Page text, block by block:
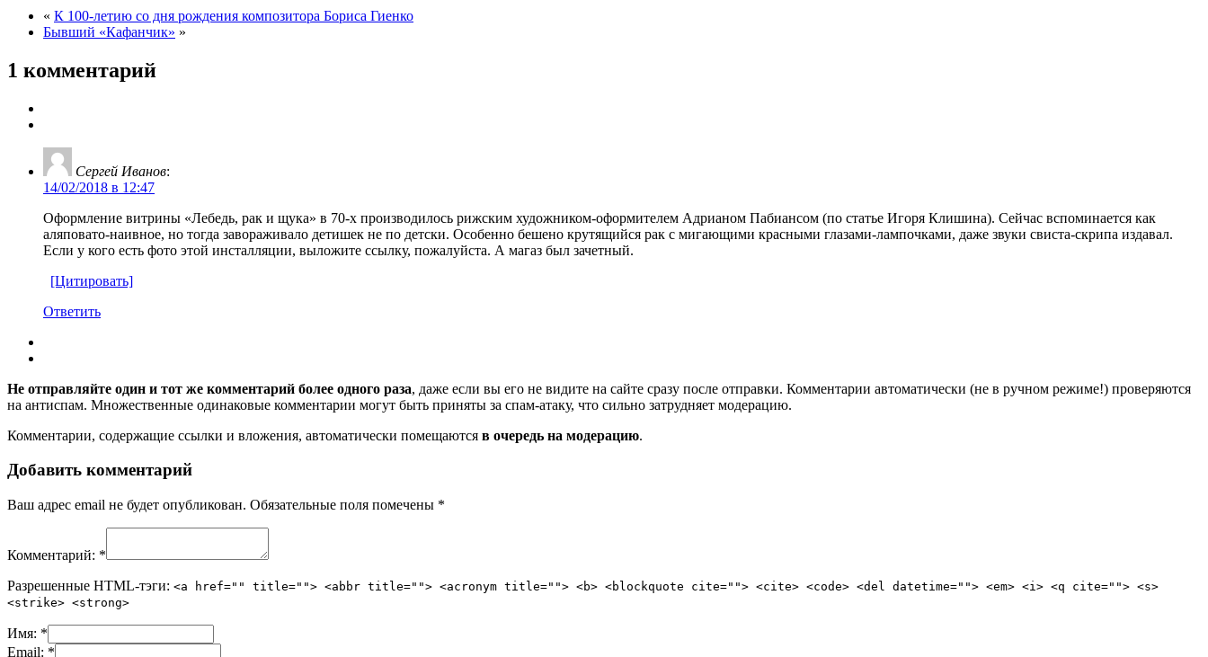
« К 100-летию со дня рождения композитора Бориса Гиенко
Бывший «Кафанчик» »
1 комментарий
Сергей Иванов:
14/02/2018 в 12:47
Оформление витрины «Лебедь, рак и щука» в 70-х производилось рижским художником-оформителем Адрианом Пабиансом (по статье Игоря Клишина). Сейчас вспоминается как
аляповато-наивное, но тогда завораживало детишек не по детски. Особенно бешено крутящийся рак с мигающими красными глазами-лампочками, даже звуки свиста-скрипа издавал.
Если у кого есть фото этой инсталляции, выложите ссылку, пожалуйста. А магаз был зачетный.
[Цитировать]
Ответить
Не отправляйте один и тот же комментарий более одного раза, даже если вы его не видите на сайте сразу после отправки. Комментарии автоматически (не в ручном режиме!) проверяются
на антиспам. Множественные одинаковые комментарии могут быть приняты за спам-атаку, что сильно затрудняет модерацию.
Комментарии, содержащие ссылки и вложения, автоматически помещаются в очередь на модерацию.
Добавить комментарий
Ваш адрес email не будет опубликован. Обязательные поля помечены *
Комментарий: *
Разрешенные HTML-тэги: <a href="" title=""> <abbr title=""> <acronym title=""> <b> <blockquote cite=""> <cite> <code> <del datetime=""> <em> <i> <q cite=""> <s>
<strike> <strong>
Имя: *
Email: *